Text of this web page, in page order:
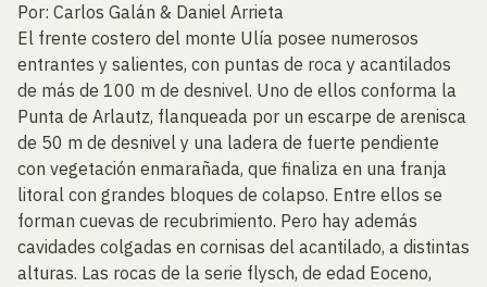
Por: Carlos Galán & Daniel Arrieta
El frente costero del monte Ulía posee numerosos
entrantes y salientes, con puntas de roca y acantilados
de más de 100 m de desnivel. Uno de ellos conforma la
Punta de Arlautz, flanqueada por un escarpe de arenisca
de 50 m de desnivel y una ladera de fuerte pendiente
con vegetación enmarañada, que finaliza en una franja
litoral con grandes bloques de colapso. Entre ellos se
forman cuevas de recubrimiento. Pero hay además
cavidades colgadas en cornisas del acantilado, a distintas
alturas. Las rocas de la serie flysch, de edad Eoceno,